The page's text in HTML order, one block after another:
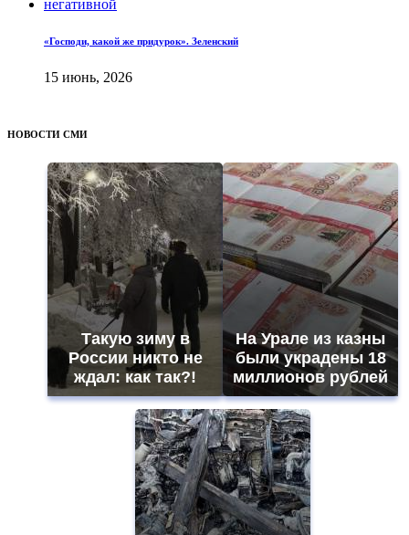
«Господи, какой же придурок». Зеленский
15 июнь, 2026
НОВОСТИ СМИ
Такую зиму в
России никто не
ждал: как так?!
На Урале из казны
были украдены 18
миллионов рублей